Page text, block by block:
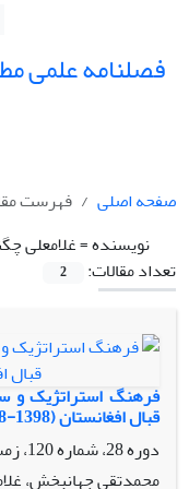
فصلنامه علمی
صفحه اصلی
فهرست
نویسنده =غلامعلی
تعداد مقالات:
2
فرهنگ استراتژیک و
قبال افغانستان (1398-1358)
دوره 28، شماره 120، زمستان 1401، صفحه
محمدتقی جهانبخش،